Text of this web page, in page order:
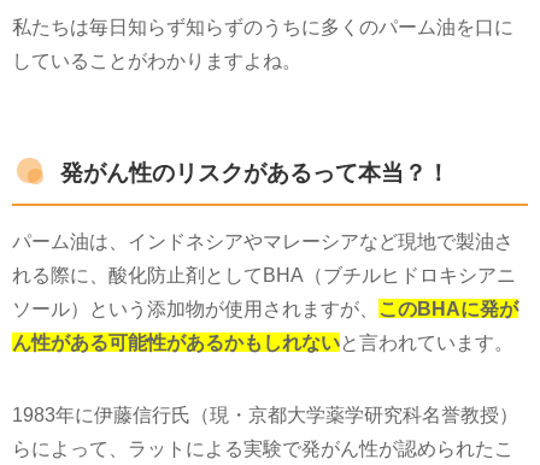
私たちは毎日知らず知らずのうちに多くのパーム油を口に
していることがわかりますよね。
発がん性のリスクがあるって本当？！
パーム油は、インドネシアやマレーシアなど現地で製油さ
れる際に、酸化防止剤としてBHA（ブチルヒドロキシアニ
ソール）という添加物が使用されますが、
このBHAに発が
ん性がある可能性があるかもしれないと言われています。
1983年に伊藤信行氏（現・京都大学薬学研究科名誉教授）
らによって、ラットによる実験で発がん性が認められたこ